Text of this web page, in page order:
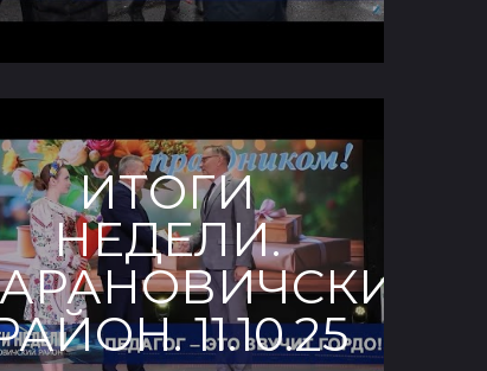
ИТОГИ
НЕДЕЛИ.
11.10.25